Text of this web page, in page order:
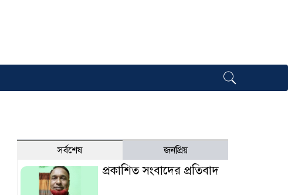
সর্বশেষ জনপ্রিয়
প্রকাশিত সংবাদের প্রতিবাদ